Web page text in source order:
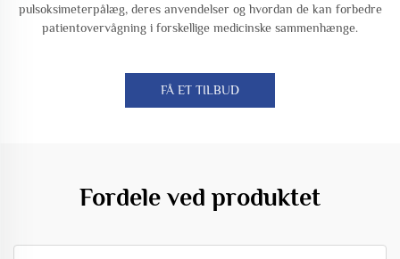
pulsoksimeterpålæg, deres anvendelser og hvordan de kan forbedre
patientovervågning i forskellige medicinske sammenhænge.
FÅ ET TILBUD
Fordele ved produktet